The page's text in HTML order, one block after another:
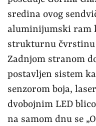
sredina ovog
aluminijumski ram
strukturnu čvrstinu
Zadnjom stranom
postavljen sistem
senzorom boja,
dvobojnim LED
na samom dnu se